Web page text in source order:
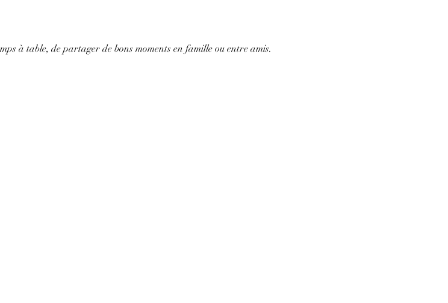
à table, de partager de bons moments en famille ou entre amis.